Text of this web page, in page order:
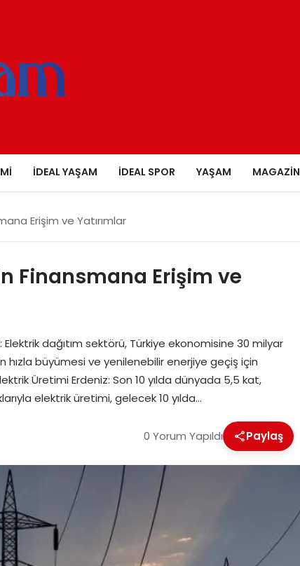
İDEAL YAŞAM İDEAL SPOR YAŞAM MAGAZIN
Erişim ve Yatırımlar
Finansmana Erişim ve
Elektrik dağıtım sektörü, Türkiye ekonomisine 30 milyar
hızla büyümesi ve yenilenebilir enerjiye geçiş için
Üretimi Erdeniz: Son 10 yılda dünyada 5,5 kat,
elektrik üretimi, gelecek 10 yılda…
0 Yorum Yapıldı Paylaş